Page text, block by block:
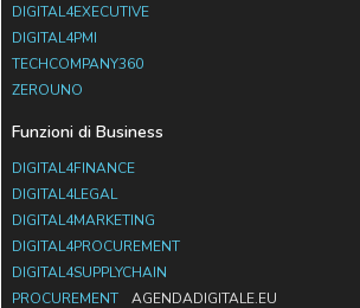
DIGITAL4EXECUTIVE
DIGITAL4PMI
TECHCOMPANY360
ZEROUNO
Funzioni di Business
DIGITAL4FINANCE
DIGITAL4LEGAL
DIGITAL4MARKETING
DIGITAL4PROCUREMENT
DIGITAL4SUPPLYCHAIN
PROCUREMENT
AGENDADIGITALE.EU